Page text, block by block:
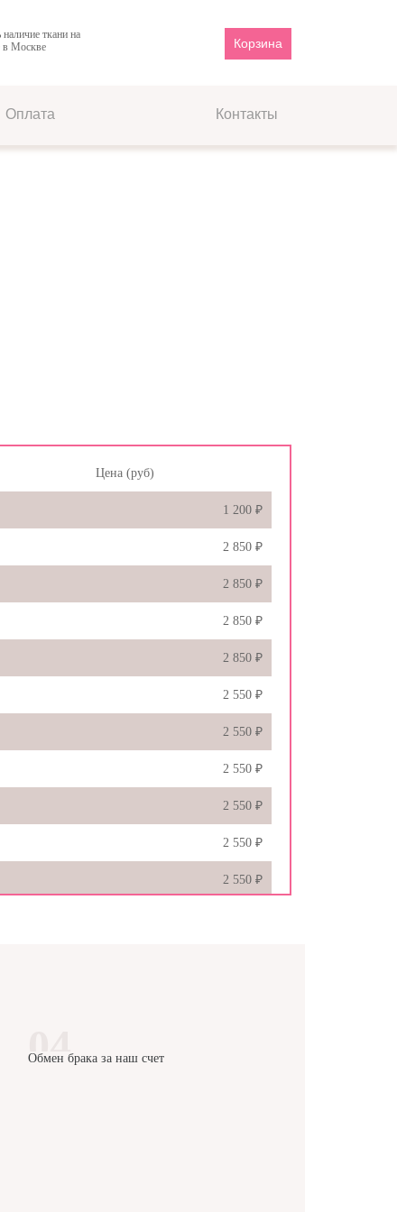
наличие ткани на
в Москве
Корзина
Оплата Контакты
Цена (руб)
1 200 ₽
2 850 ₽
2 850 ₽
2 850 ₽
2 850 ₽
2 550 ₽
2 550 ₽
2 550 ₽
2 550 ₽
2 550 ₽
2 550 ₽
Обмен брака за наш счет